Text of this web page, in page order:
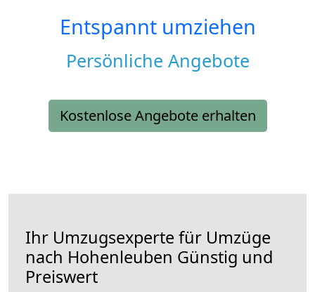
Entspannt umziehen
Persönliche Angebote
Kostenlose Angebote erhalten
Ihr Umzugsexperte für Umzüge
nach Hohenleuben Günstig und
Preiswert